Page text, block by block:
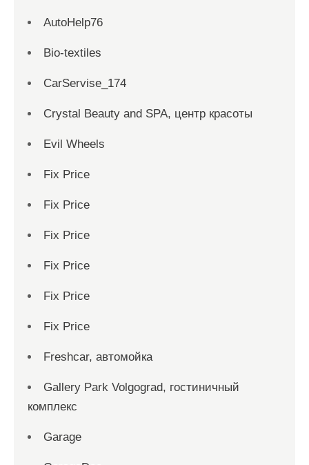
AutoHelp76
Bio-textiles
CarServise_174
Crystal Beauty and SPA, центр красоты
Evil Wheels
Fix Price
Fix Price
Fix Price
Fix Price
Fix Price
Fix Price
Freshcar, автомойка
Gallery Park Volgograd, гостиничный
комплекс
Garage